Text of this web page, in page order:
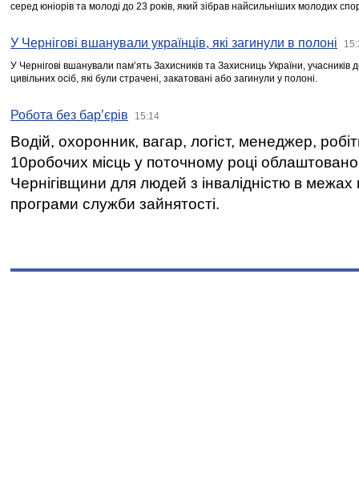
серед юніорів та молоді до 23 років, який зібрав найсильніших молодих
У Чернігові вшанували українців, які загинули в полоні
У Чернігові вшанували пам’ять Захисників та Захисниць України,
цивільних осіб, які були страчені, закатовані або загинули у полоні.
Робота без бар’єрів 15:14
Водій, охоронник, вагар, логіст, менеджер,
10робочих місць у поточному році
Чернігівщини для людей з інвалідністю в межах
програми служби зайнятості.